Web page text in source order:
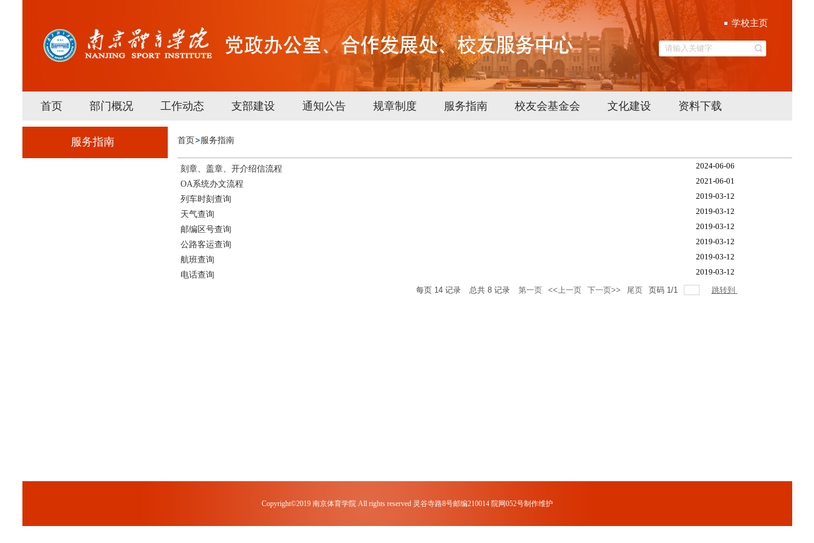
学校主页
首页 部门概况 工作动态 支部建设 通知公告 规章制度 服务指南 校友会基金会 文化建设 资料下载
服务指南 首页 服务指南
刻章、盖章、开介绍信流程
2024-06-06
OA系统办文流程
2021-06-01
列车时刻查询
2019-03-12
天气查询
2019-03-12
邮编区号查询
2019-03-12
公路客运查询
2019-03-12
航班查询
2019-03-12
电话查询
2019-03-12
每页 14记录 总共 8记录 第一页 <<上一页 下一页>> 尾页 页码 1/1 跳转到
Copyright©2019 南京体育学院 All rights reserved 灵谷寺路8号邮编210014 院网052号制作维护